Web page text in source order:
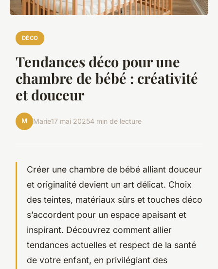
DÉCO
Tendances déco pour une
chambre de bébé : créativité
et douceur
M Marie17 mai 20254 min de lecture
Créer une chambre de bébé alliant douceur
et originalité devient un art délicat. Choix
des teintes, matériaux sûrs et touches déco
s’accordent pour un espace apaisant et
inspirant. Découvrez comment allier
tendances actuelles et respect de la santé
de votre enfant, en privilégiant des